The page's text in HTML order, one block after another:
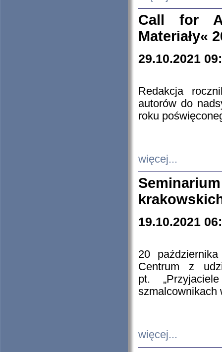
Call for
Materiały«
29.10.2021
Redakcja
autorów do
roku
więcej...
19.10.2021
20
Centrum z
pt.
szmalcownikach
więcej...